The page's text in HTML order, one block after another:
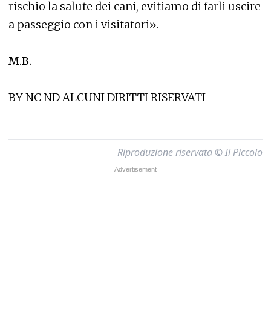
rischio la salute dei cani, evitiamo di farli uscire
a passeggio con i visitatori». —
M.B.
BY NC ND ALCUNI DIRITTI RISERVATI
Riproduzione riservata © Il Piccolo